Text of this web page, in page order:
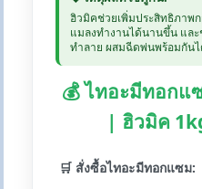
ฮิวมิคช่วยเพิ่มประสิทธิภาพ
แมลงทำงานได้นานขึ้น แล
ทำลาย ผสมฉีดพ่นพร้อมกัน
💰 ไทอะมีทอกแ
| ฮิวมิค
🛒 สั่งซื้อไทอะมีทอกแซม: